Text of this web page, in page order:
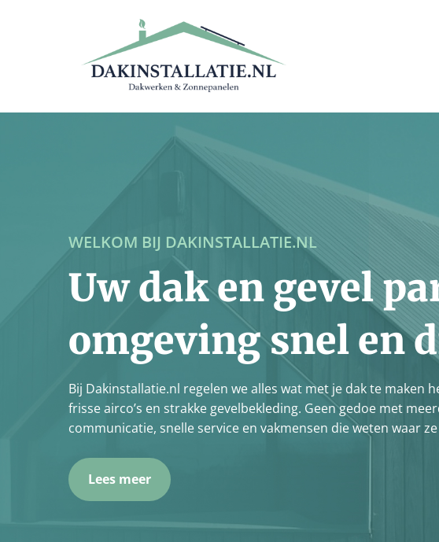
WELKOM BIJ DAKINSTALLATIE.NL
Uw dak en gevel
omgeving snel en
Bij Dakinstallatie.nl regelen we alles wat met je dak te maken
frisse airco’s en strakke gevelbekleding. Geen gedoe met
communicatie, snelle service en vakmensen die weten waar
Lees meer